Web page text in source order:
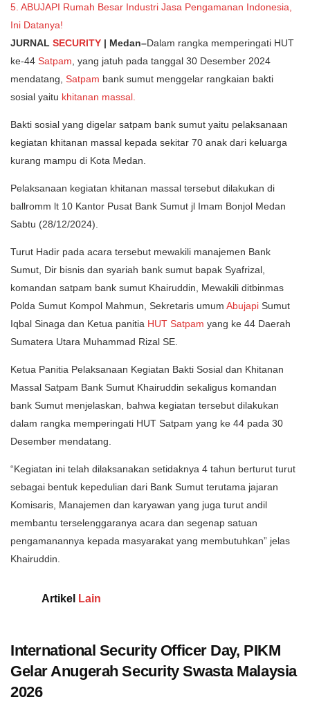
ABUJAPI Rumah Besar Industri Jasa Pengamanan Indonesia,
Ini Datanya!
JURNAL SECURITY | Medan–Dalam rangka memperingati HUT
ke-44 Satpam, yang jatuh pada tanggal 30 Desember 2024
mendatang, Satpam bank sumut menggelar rangkaian bakti
sosial yaitu khitanan massal.
Bakti sosial yang digelar satpam bank sumut yaitu pelaksanaan
kegiatan khitanan massal kepada sekitar 70 anak dari keluarga
kurang mampu di Kota Medan.
Pelaksanaan kegiatan khitanan massal tersebut dilakukan di
ballromm lt 10 Kantor Pusat Bank Sumut jl Imam Bonjol Medan
Sabtu (28/12/2024).
Turut Hadir pada acara tersebut mewakili manajemen Bank
Sumut, Dir bisnis dan syariah bank sumut bapak Syafrizal,
komandan satpam bank sumut Khairuddin, Mewakili ditbinmas
Polda Sumut Kompol Mahmun, Sekretaris umum Abujapi Sumut
Iqbal Sinaga dan Ketua panitia HUT Satpam yang ke 44 Daerah
Sumatera Utara Muhammad Rizal SE.
Ketua Panitia Pelaksanaan Kegiatan Bakti Sosial dan Khitanan
Massal Satpam Bank Sumut Khairuddin sekaligus komandan
bank Sumut menjelaskan, bahwa kegiatan tersebut dilakukan
dalam rangka memperingati HUT Satpam yang ke 44 pada 30
Desember mendatang.
“Kegiatan ini telah dilaksanakan setidaknya 4 tahun berturut turut
sebagai bentuk kepedulian dari Bank Sumut terutama jajaran
Komisaris, Manajemen dan karyawan yang juga turut andil
membantu terselenggaranya acara dan segenap satuan
pengamanannya kepada masyarakat yang membutuhkan” jelas
Khairuddin.
Artikel Lain
International Security Officer Day, PIKM
Gelar Anugerah Security Swasta Malaysia
2026